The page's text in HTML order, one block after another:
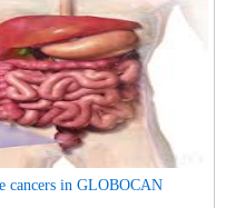
cancers in GLOBOCAN